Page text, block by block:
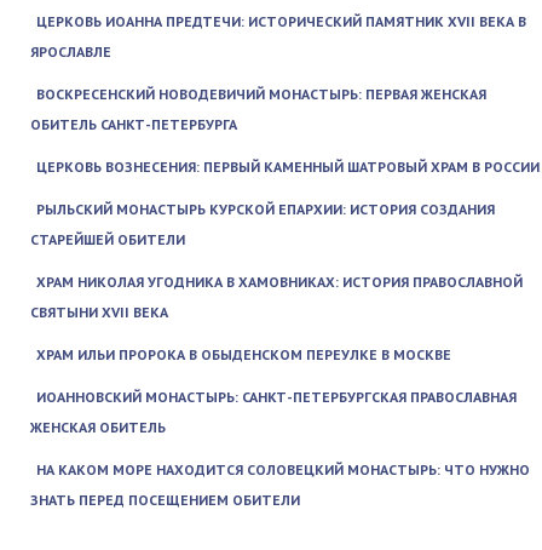
ЦЕРКОВЬ ИОАННА ПРЕДТЕЧИ: ИСТОРИЧЕСКИЙ ПАМЯТНИК XVII ВЕКА В
ЯРОСЛАВЛЕ
ВОСКРЕСЕНСКИЙ НОВОДЕВИЧИЙ МОНАСТЫРЬ: ПЕРВАЯ ЖЕНСКАЯ
ОБИТЕЛЬ САНКТ-ПЕТЕРБУРГА
ЦЕРКОВЬ ВОЗНЕСЕНИЯ: ПЕРВЫЙ КАМЕННЫЙ ШАТРОВЫЙ ХРАМ В РОССИИ
РЫЛЬСКИЙ МОНАСТЫРЬ КУРСКОЙ ЕПАРХИИ: ИСТОРИЯ СОЗДАНИЯ
СТАРЕЙШЕЙ ОБИТЕЛИ
ХРАМ НИКОЛАЯ УГОДНИКА В ХАМОВНИКАХ: ИСТОРИЯ ПРАВОСЛАВНОЙ
СВЯТЫНИ XVII ВЕКА
ХРАМ ИЛЬИ ПРОРОКА В ОБЫДЕНСКОМ ПЕРЕУЛКЕ В МОСКВЕ
ИОАННОВСКИЙ МОНАСТЫРЬ: САНКТ-ПЕТЕРБУРГСКАЯ ПРАВОСЛАВНАЯ
ЖЕНСКАЯ ОБИТЕЛЬ
НА КАКОМ МОРЕ НАХОДИТСЯ СОЛОВЕЦКИЙ МОНАСТЫРЬ: ЧТО НУЖНО
ЗНАТЬ ПЕРЕД ПОСЕЩЕНИЕМ ОБИТЕЛИ